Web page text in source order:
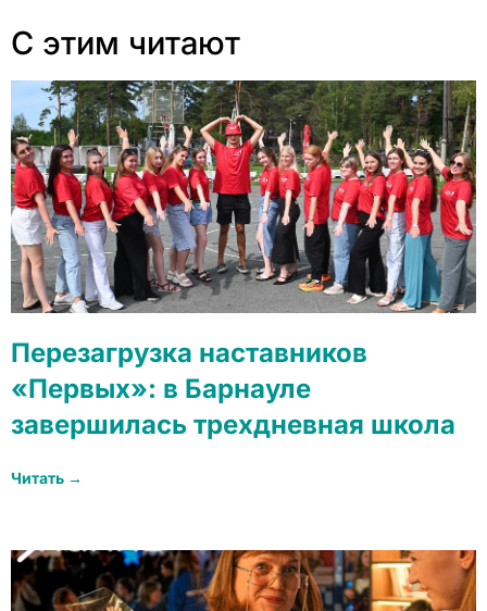
С этим читают
Перезагрузка наставников
«Первых»: в Барнауле
завершилась трехдневная школа
Читать →